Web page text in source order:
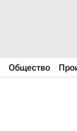
Общество